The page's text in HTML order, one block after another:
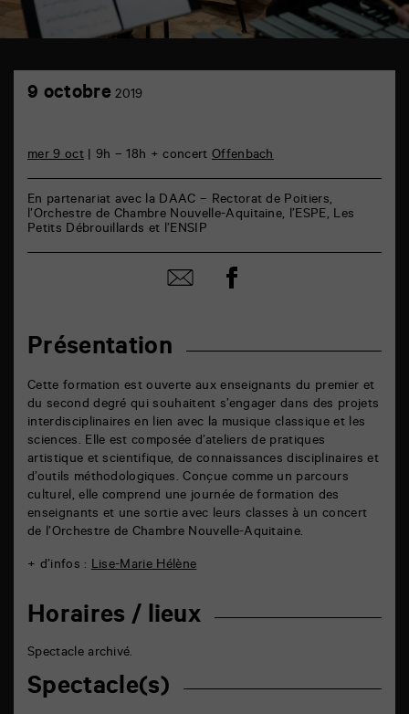
Marne
86000
Poitiers
Présentation
Cette formation est ouverte aux enseignants du premier et
du second degré qui souhaitent s’engager dans des projets
interdisciplinaires en lien avec la musique classique et les
sciences. Elle est composée d’ateliers de pratiques
artistique et scientifique, de connaissances disciplinaires et
d’outils méthodologiques. Conçue comme un parcours
culturel, elle comprend une journée de formation des
enseignants et une sortie avec leurs classes à un concert
de l’Orchestre de Chambre Nouvelle-Aquitaine.
+ d’infos : Lise-Marie Hélène
Horaires / lieux
Spectacle archivé.
Spectacle(s)
9 octobre 20199
mer 9 oct| 9h – 18h + concert Offenbach
En partenariat avec la DAAC – Rectorat de Poitiers,
l’Orchestre de Chambre Nouvelle-Aquitaine, l’ESPE, Les
Petits Débrouillards et l’ENSIP
Partager
par
Partager
sur